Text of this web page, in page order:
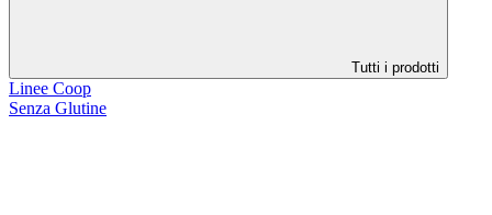
Tutti i prodotti
Linee Coop
Senza Glutine